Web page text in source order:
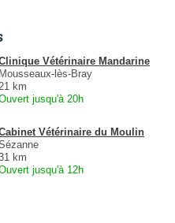
Vétérinaire Mandarine
Mousseaux-lès-Bray
21 km
jusqu'à 20h
Vétérinaire du Moulin
km
jusqu'à 12h